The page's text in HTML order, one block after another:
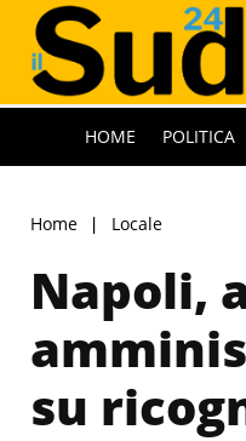
HOME POLITICA
Home Locale
Napoli,
su